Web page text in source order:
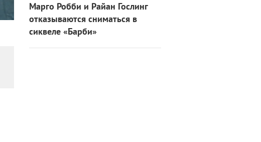
Марго Робби и Райан Гослинг
отказываются сниматься в
сиквеле «Барби»